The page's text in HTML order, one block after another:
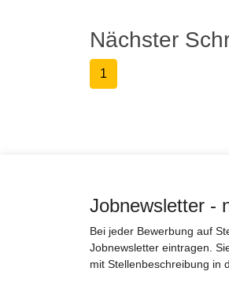
Nächster
1
Jobnewsletter -
Bei jeder Bewerbung auf
Jobnewsletter eintragen.
mit Stellenbeschreibung in